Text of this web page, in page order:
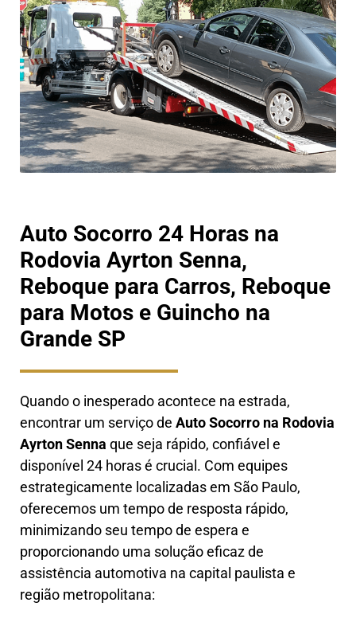
Auto Socorro 24 Horas na
Rodovia Ayrton Senna,
Reboque para Carros, Reboque
para Motos e Guincho na
Grande SP
Quando o inesperado acontece na estrada,
encontrar um serviço de Auto Socorro na Rodovia
Ayrton Senna que seja rápido, confiável e
disponível 24 horas é crucial. Com equipes
estrategicamente localizadas em São Paulo,
oferecemos um tempo de resposta rápido,
minimizando seu tempo de espera e
proporcionando uma solução eficaz de
assistência automotiva na capital paulista e
região metropolitana: